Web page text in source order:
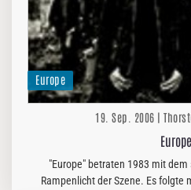
Europe
19. Sep. 2006 |
Europe
"Europe" betraten 1983 mit
Rampenlicht der Szene. Es folgte